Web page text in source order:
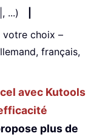
|, ...)
votre choix –
français,
avec Kutools
plus de